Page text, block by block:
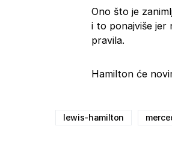
Ono što je
i to ponajviše jer
pravila.
Hamilton će
lewis-hamilton